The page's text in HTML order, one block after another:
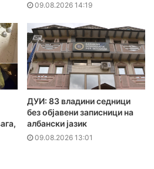
09.08.2026 14:19
ДУИ: 83 владини седници
без објавени записници на
албански јазик
09.08.2026 13:01